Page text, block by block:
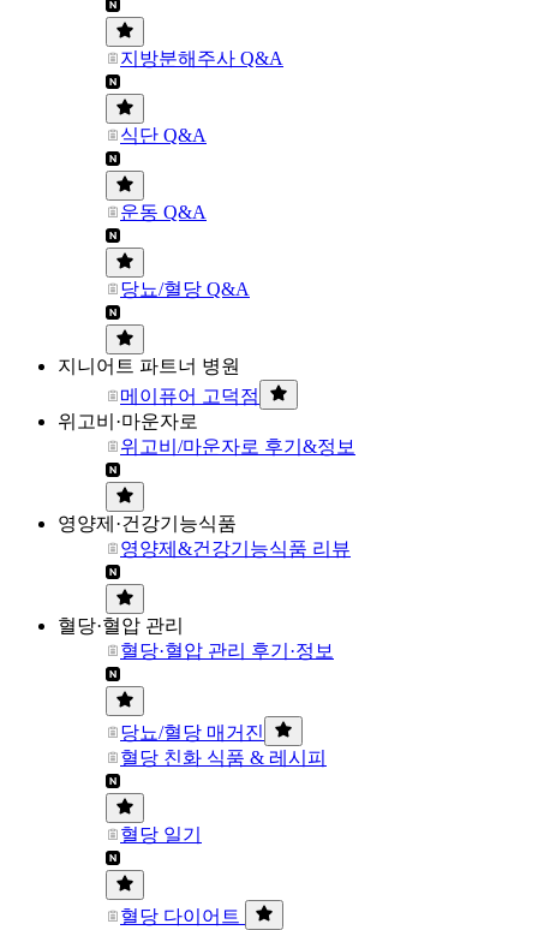
지방분해주사 Q&A
식단 Q&A
운동 Q&A
당뇨/혈당 Q&A
지니어트 파트너 병원
메이퓨어 고덕점
위고비·마운자로
위고비/마운자로 후기&정보
영양제·건강기능식품
영양제&건강기능식품 리뷰
혈당·혈압 관리
혈당·혈압 관리 후기·정보
당뇨/혈당 매거진
혈당 친화 식품 & 레시피
혈당 일기
혈당 다이어트